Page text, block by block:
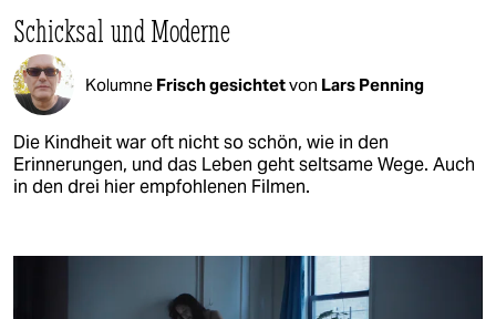
Schicksal und Moderne
Kolumne Frisch gesichtetvon Lars Penning
Die Kindheit war oft nicht so schön, wie in den
Erinnerungen, und das Leben geht seltsame Wege. Auch
in den drei hier empfohlenen Filmen.